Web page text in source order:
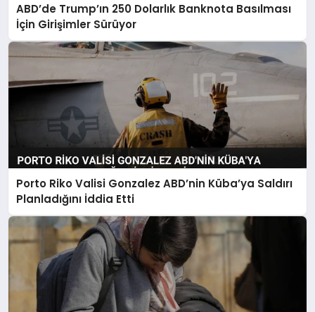
ABD’de Trump’ın 250 Dolarlık Banknota Basılması
İçin Girişimler Sürüyor
Porto Riko Valisi Gonzalez ABD’nin Küba’ya Saldırı
Planladığını İddia Etti